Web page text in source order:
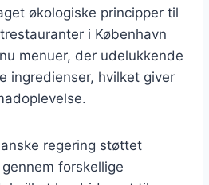
økologiske principper til
i København
menuer, der udelukkende
ingredienser, hvilket giver
regering støttet
forskellige